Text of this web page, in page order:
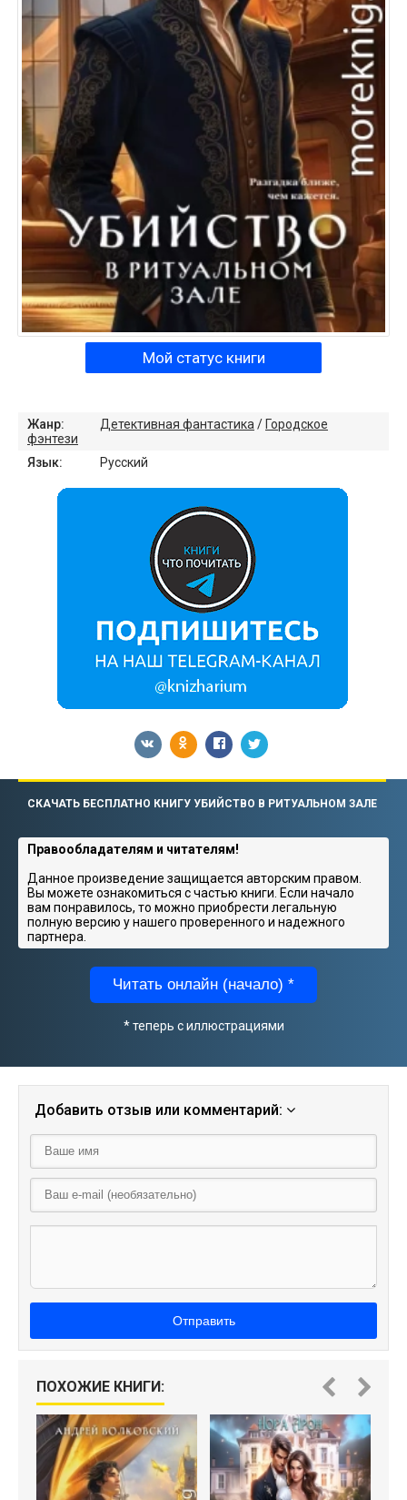
Мой статус книги
Жанр: Детективная фантастика/ Городское
фэнтези
Язык:
Русский
СКАЧАТЬ БЕСПЛАТНО КНИГУ УБИЙСТВО В РИТУАЛЬНОМ ЗАЛЕ
Правообладателям и читателям!
Данное произведение защищается авторским правом.
Вы можете ознакомиться с частью книги. Если начало
вам понравилось, то можно приобрести легальную
полную версию у нашего проверенного и надежного
партнера.
Читать онлайн (начало) *
* теперь с иллюстрациями
Добавить отзыв или комментарий:
Отправить
ПОХОЖИЕ КНИГИ: